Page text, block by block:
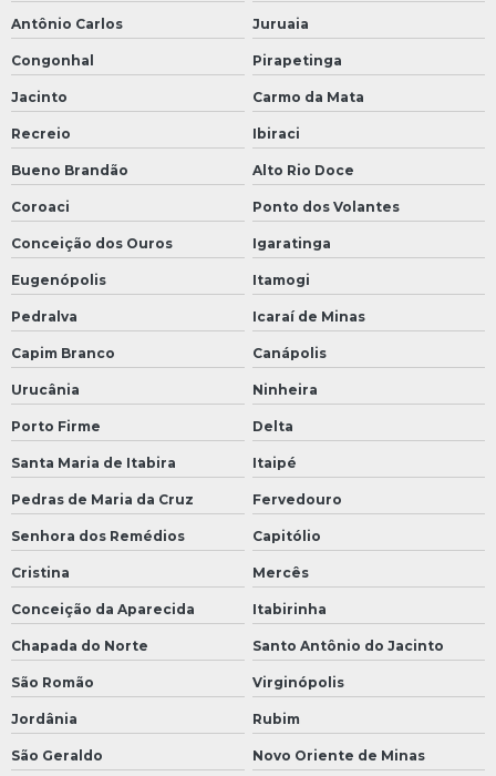
Antônio Carlos Juruaia
Congonhal Pirapetinga
Jacinto Carmo da Mata
Recreio Ibiraci
Bueno Brandão Alto Rio Doce
Coroaci Ponto dos Volantes
Conceição dos Ouros Igaratinga
Eugenópolis Itamogi
Pedralva Icaraí de Minas
Capim Branco Canápolis
Urucânia Ninheira
Porto Firme Delta
Santa Maria de Itabira Itaipé
Pedras de Maria da Cruz Fervedouro
Senhora dos Remédios Capitólio
Cristina Mercês
Conceição da Aparecida Itabirinha
Chapada do Norte Santo Antônio do Jacinto
São Romão Virginópolis
Jordânia Rubim
São Geraldo Novo Oriente de Minas